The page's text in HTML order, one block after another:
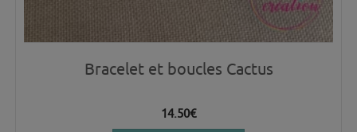
Bracelet et boucles Cactus
14.50€